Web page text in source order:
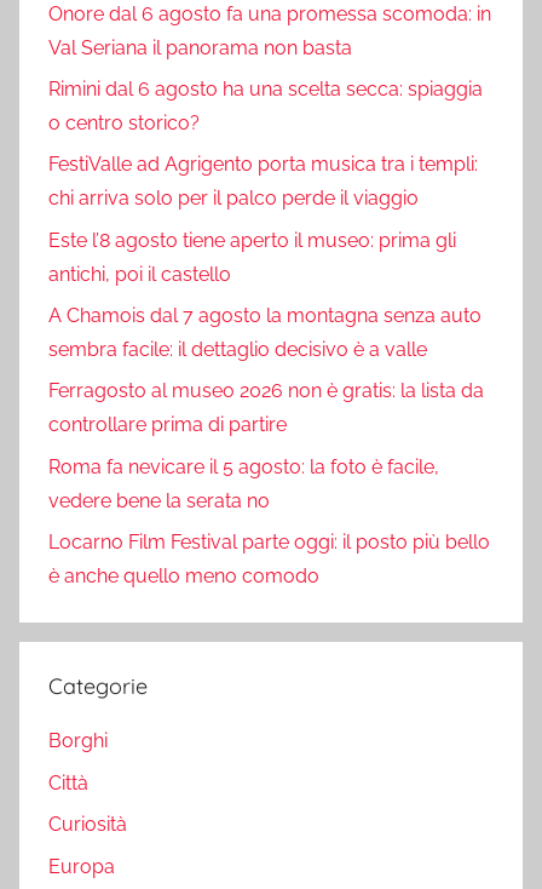
Onore dal 6 agosto fa una promessa scomoda: in
Val Seriana il panorama non basta
Rimini dal 6 agosto ha una scelta secca: spiaggia
o centro storico?
FestiValle ad Agrigento porta musica tra i templi:
chi arriva solo per il palco perde il viaggio
Este l’8 agosto tiene aperto il museo: prima gli
antichi, poi il castello
A Chamois dal 7 agosto la montagna senza auto
sembra facile: il dettaglio decisivo è a valle
Ferragosto al museo 2026 non è gratis: la lista da
controllare prima di partire
Roma fa nevicare il 5 agosto: la foto è facile,
vedere bene la serata no
Locarno Film Festival parte oggi: il posto più bello
è anche quello meno comodo
Categorie
Borghi
Città
Curiosità
Europa